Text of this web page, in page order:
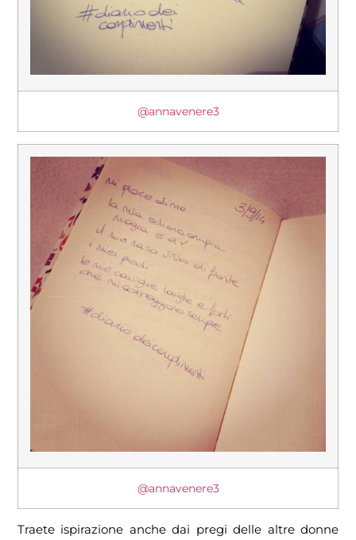
@annavenere3
@annavenere3
Traete ispirazione anche dai pregi delle altre donne